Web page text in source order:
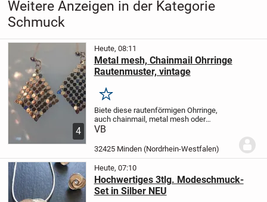
Weitere Anzeigen in der Kategorie
Schmuck
4
Heute, 08:11
Metal mesh, Chainmail Ohrringe
Rautenmuster, vintage
Merken
Biete diese rautenförmigen Ohrringe,
auch chainmail, metal mesh oder
Flüssigmetall genannt zum Verkauf an. Je
silber bzw. goldfarben.Grösse 3cm im
VB
32425 Minden (Nordrhein-Westfalen)
Heute, 07:10
Hochwertiges 3tlg. Modeschmuck-
Set in Silber NEU